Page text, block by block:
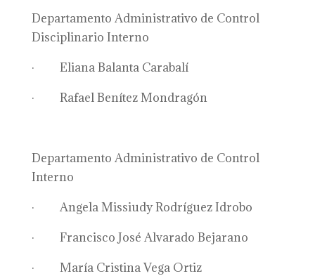
Departamento Administrativo de Control
Disciplinario Interno
· Eliana Balanta Carabalí
· Rafael Benítez Mondragón
Departamento Administrativo de Control
Interno
· Angela Missiudy Rodríguez Idrobo
· Francisco José Alvarado Bejarano
· María Cristina Vega Ortiz